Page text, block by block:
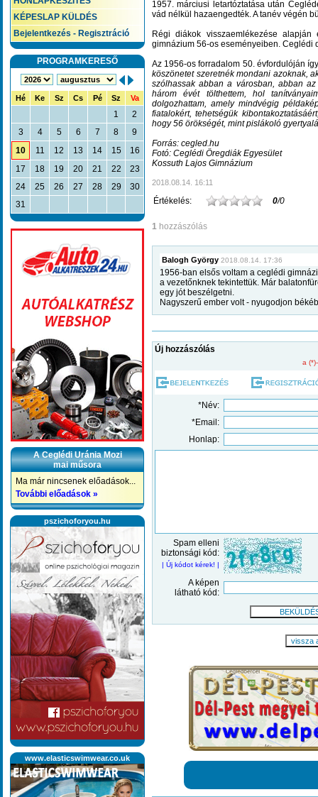
KÉPESLAP KÜLDÉS
Bejelentkezés - Regisztráció
PROGRAMKERESŐ
Hé Ke Sz Cs Pé Sz Va
1
2
3
4 5 6 7 8
9
10
11 12 13 14 15
16
17
18 19 20 21 22
23
24
25 26 27 28 29
30
31
A Ceglédi Uránia Mozi
mai műsora
Ma már nincsenek előadások...
További előadások »
pszichoforyou.hu
www.elasticswimwear.co.uk
1957. márciusi letartóztatása után
vád nélkül hazaengedték. A tanév végén
Régi diákok visszaemlékezése
gimnázium 56-os eseményeiben. Ceglédi
Az 1956-os forradalom 50. évfordulóján
köszönetet szeretnék mondani azoknak,
szólhassak abban a városban, abban
három évét tölthettem, hol
dolgozhattam, amely mindvégig
fiatalokért, tehetségük
hogy 56 örökségét, mint pislákoló
Forrás: cegled.hu
Fotó: Ceglédi Öregdiák Egyesület
Kossuth Lajos Gimnázium
2018.08.14. 16:11
Értékelés: 0/0
1 hozzászólás
Balogh György 2018.08.14. 17:36
1956-ban elsős voltam a ceglédi
a vezetőnknek tekintettük. Már
egy jót beszélgetni.
Nagyszerű ember volt - nyugodjon
Új hozzászólás
a
*Név:
*Email:
Honlap:
Spam elleni
biztonsági kód:
| Új kódot kérek! |
A képen
látható kód:
vissza